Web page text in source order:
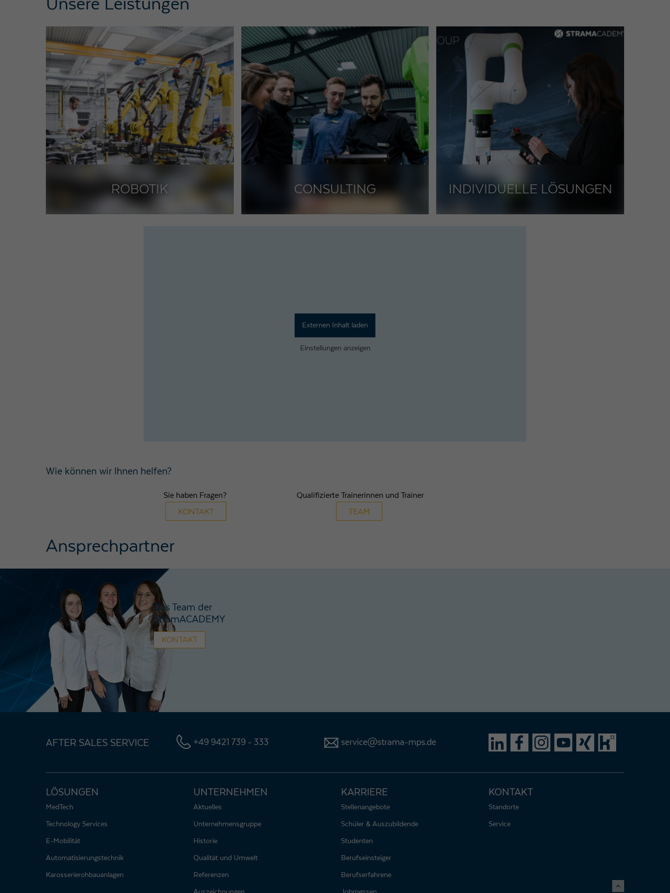
Unsere Leistungen
ROBOTIK CONSULTING INDIVIDUELLE LÖSUNGEN
Externen Inhalt laden
Einstellungen anzeigen
Wie können wir Ihnen helfen?
Sie haben Fragen? Qualifizierte Trainerinnen und Trainer
KONTAKT
TEAM
Ansprechpartner
Das Team der
StramACADEMY
KONTAKT
AFTER SALES SERVICE +49 9421 739 - 333 service@strama-mps.de
LÖSUNGEN
MedTech
Technology Services
E-Mobilität
Automatisierungstechnik
Karosserierohbauanlagen
UNTERNEHMEN
Aktuelles
Unternehmensgruppe
Historie
Qualität und Umwelt
Referenzen
KARRIERE
Stellenangebote
Schüler & Auszubildende
Studenten
Berufseinsteiger
Berufserfahrene
KONTAKT
Standorte
Service
Zweck
Wird von Google Analytics verwendet, um die
Anforderungsrate einzuschränken
Name _gid
Anbieter Google LLC
Laufzeit 1 Tag
Zweck
Registriert eine eindeutige ID, die verwendet wird, um
statistische Daten dazu, wie der Besucher die Website